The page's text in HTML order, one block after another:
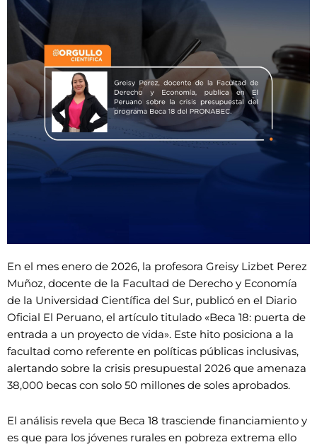
En el mes enero de 2026, la profesora Greisy Lizbet Perez
Muñoz, docente de la Facultad de Derecho y Economía
de la Universidad Científica del Sur, publicó en el Diario
Oficial El Peruano, el artículo titulado «Beca 18: puerta de
entrada a un proyecto de vida». Este hito posiciona a la
facultad como referente en políticas públicas inclusivas,
alertando sobre la crisis presupuestal 2026 que amenaza
38,000 becas con solo 50 millones de soles aprobados.
El análisis revela que Beca 18 trasciende financiamiento y
es que para los jóvenes rurales en pobreza extrema ello